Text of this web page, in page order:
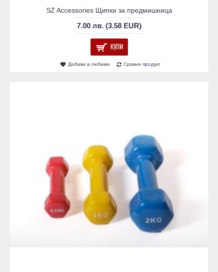
SZ Accessories Щипки за предмишница
7.00 лв. (3.58 EUR)
КУПИ
Добави в любими Сравни продукт